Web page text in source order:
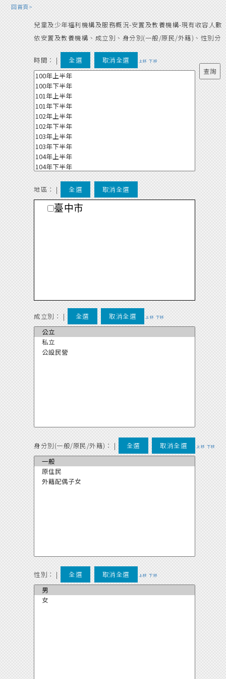
回首頁>
兒童及少年福利機構及服務概況-安置及教養機構-現有收容人數
依安置及教養機構、成立別、身分別(一般/原民/外籍)、性別分
時間： | 全選 取消全選 上移 下移
地區： | 全選 取消全選
臺中市
成立別： | 全選 取消全選 上移 下移
身分別(一般/原民/外籍)： | 全選 取消全選 上移 下移
性別： | 全選 取消全選 上移 下移